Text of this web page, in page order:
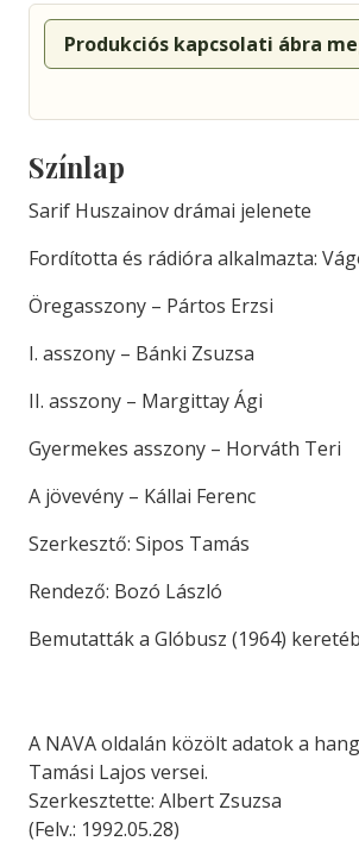
Produkciós kapcsolati ábra
Színlap
Sarif Huszainov drámai jelenete
Fordította és rádióra alkalmazta:
Öregasszony – Pártos Erzsi
I. asszony – Bánki Zsuzsa
II. asszony – Margittay Ági
Gyermekes asszony – Horváth Teri
A jövevény – Kállai Ferenc
Szerkesztő: Sipos Tamás
Rendező: Bozó László
Bemutatták a Glóbusz (1964)
A NAVA oldalán közölt adatok a
Tamási Lajos versei.
Szerkesztette: Albert Zsuzsa
(Felv.: 1992.05.28)